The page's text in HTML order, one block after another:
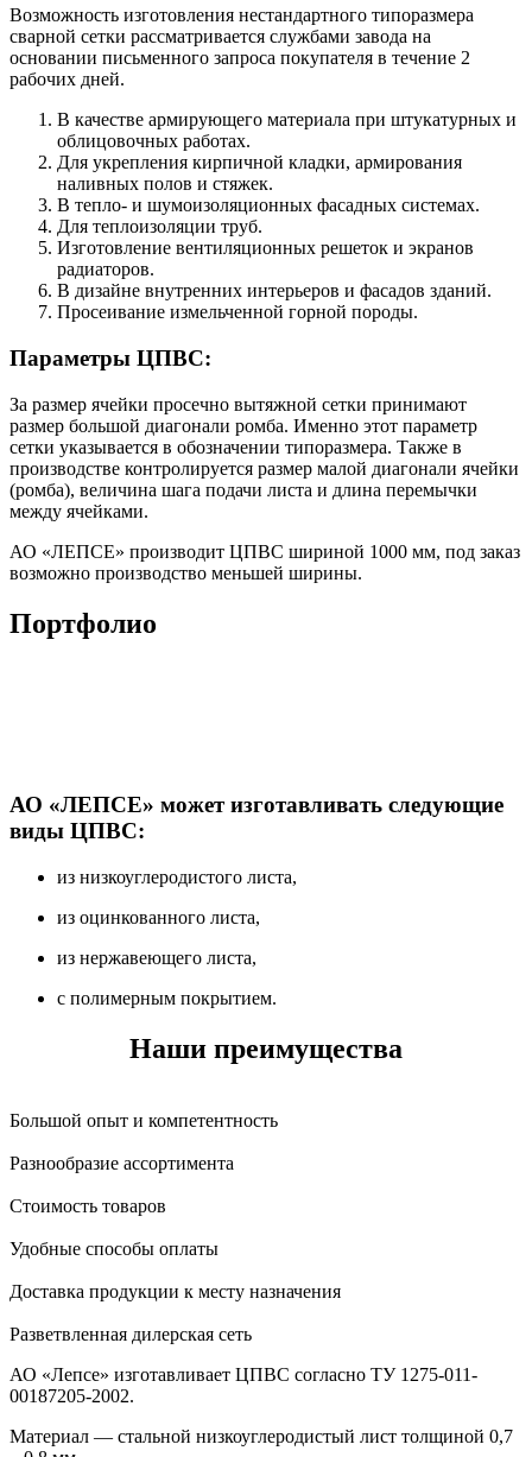
Возможность изготовления нестандартного типоразмера
сварной сетки рассматривается службами завода на
основании письменного запроса покупателя в течение 2
рабочих дней.
В качестве армирующего материала при штукатурных и
облицовочных работах.
Для укрепления кирпичной кладки, армирования
наливных полов и стяжек.
В тепло- и шумоизоляционных фасадных системах.
Для теплоизоляции труб.
Изготовление вентиляционных решеток и экранов
радиаторов.
В дизайне внутренних интерьеров и фасадов зданий.
Просеивание измельченной горной породы.
Параметры ЦПВС:
За размер ячейки просечно вытяжной сетки принимают
размер большой диагонали ромба. Именно этот параметр
сетки указывается в обозначении типоразмера. Также в
производстве контролируется размер малой диагонали ячейки
(ромба), величина шага подачи листа и длина перемычки
между ячейками.
АО «ЛЕПСЕ» производит ЦПВС шириной 1000 мм, под заказ
возможно производство меньшей ширины.
Портфолио
АО «ЛЕПСЕ» может изготавливать следующие
виды ЦПВС:
из низкоуглеродистого листа,
из оцинкованного листа,
из нержавеющего листа,
с полимерным покрытием.
Наши преимущества
Большой опыт и компетентность
Разнообразие ассортимента
Стоимость товаров
Удобные способы оплаты
Доставка продукции к месту назначения
Разветвленная дилерская сеть
АО «Лепсе» изготавливает ЦПВС согласно ТУ 1275-011-
00187205-2002.
Материал — стальной низкоуглеродистый лист толщиной 0,7